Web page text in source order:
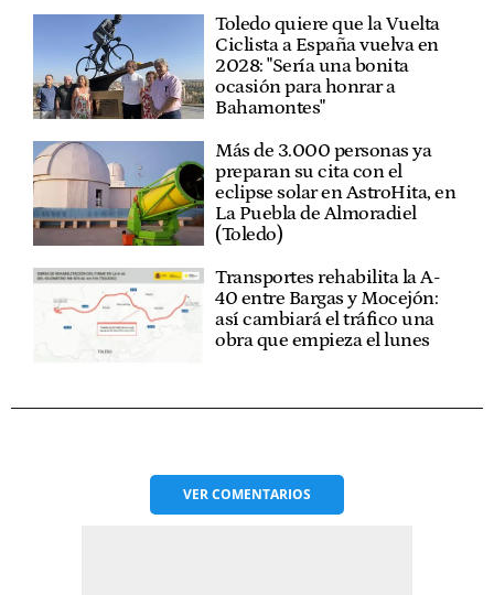
Toledo quiere que la Vuelta
Ciclista a España vuelva en
2028: "Sería una bonita
ocasión para honrar a
Bahamontes"
Más de 3.000 personas ya
preparan su cita con el
eclipse solar en AstroHita, en
La Puebla de Almoradiel
(Toledo)
Transportes rehabilita la A-
40 entre Bargas y Mocejón:
así cambiará el tráfico una
obra que empieza el lunes
VERCOMENTARIOS